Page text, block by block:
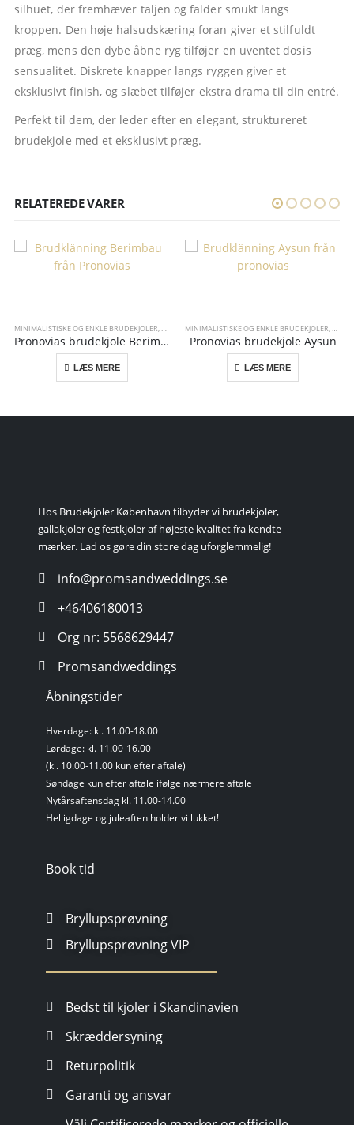
silhuet, der fremhæver taljen og falder smukt langs
kroppen. Den høje halsudskæring foran giver et stilfuldt
præg, mens den dybe åbne ryg tilføjer en uventet dosis
sensualitet. Diskrete knapper langs ryggen giver et
eksklusivt finish, og slæbet tilføjer ekstra drama til din entré.
Perfekt til dem, der leder efter en elegant, struktureret
brudekjole med et eksklusivt præg.
RELATEREDE VARER
MINIMALISTISKE OG ENKLE BRUDEKJOLER,PRONOVIAS
Pronovias brudekjole Berimbau
LÆS MERE
MINIMALISTISKE OG ENKLE BRUDEKJOLER,
Pronovias brudekjole Aysun
LÆS MERE
Hos Brudekjoler København tilbyder vi brudekjoler,
gallakjoler og festkjoler af højeste kvalitet fra kendte
mærker. Lad os gøre din store dag uforglemmelig!
info@promsandweddings.se
+46406180013
Org nr: 5568629447
Promsandweddings
Åbningstider
Hverdage: kl. 11.00-18.00
Lørdage: kl. 11.00-16.00
(kl. 10.00-11.00 kun efter aftale)
Søndage kun efter aftale ifølge nærmere aftale
Nytårsaftensdag kl. 11.00-14.00
Helligdage og juleaften holder vi lukket!
Book tid
Bryllupsprøvning
Bryllupsprøvning VIP
Bedst til kjoler i Skandinavien
Skræddersyning
Returpolitik
Garanti og ansvar